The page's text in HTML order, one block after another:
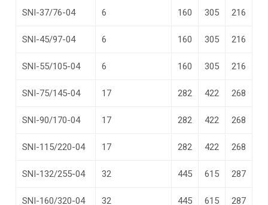
SNI-37/76-04 6 160 305 216
SNI-45/97-04 6 160 305 216
SNI-55/105-04 6 160 305 216
SNI-75/145-04 17 282 422 268
SNI-90/170-04 17 282 422 268
SNI-115/220-04 17 282 422 268
SNI-132/255-04 32 445 615 287
SNI-160/320-04 32 445 615 287